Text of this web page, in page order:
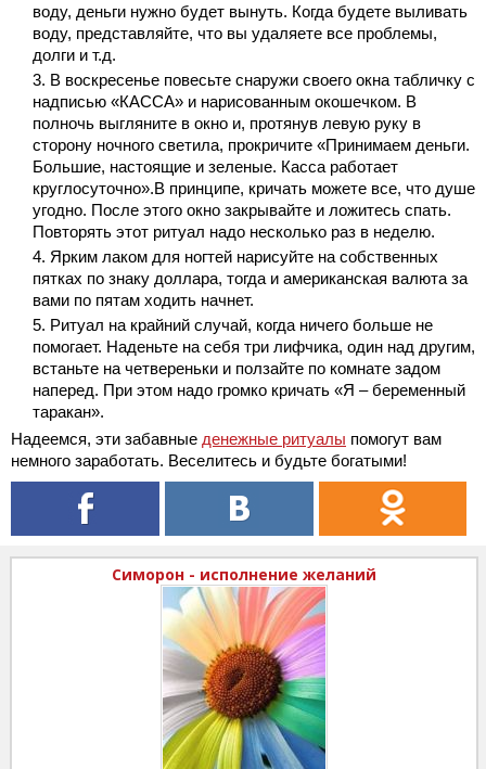
воду, деньги нужно будет вынуть. Когда будете выливать
воду, представляйте, что вы удаляете все проблемы,
долги и т.д.
В воскресенье повесьте снаружи своего окна табличку с
надписью «КАССА» и нарисованным окошечком. В
полночь выгляните в окно и, протянув левую руку в
сторону ночного светила, прокричите «Принимаем деньги.
Большие, настоящие и зеленые. Касса работает
круглосуточно».В принципе, кричать можете все, что душе
угодно. После этого окно закрывайте и ложитесь спать.
Повторять этот ритуал надо несколько раз в неделю.
Ярким лаком для ногтей нарисуйте на собственных
пятках по знаку доллара, тогда и американская валюта за
вами по пятам ходить начнет.
Ритуал на крайний случай, когда ничего больше не
помогает. Наденьте на себя три лифчика, один над другим,
встаньте на четвереньки и ползайте по комнате задом
наперед. При этом надо громко кричать «Я – беременный
таракан».
Надеемся, эти забавные денежные ритуалы помогут вам
немного заработать. Веселитесь и будьте богатыми!
Симорон - исполнение желаний